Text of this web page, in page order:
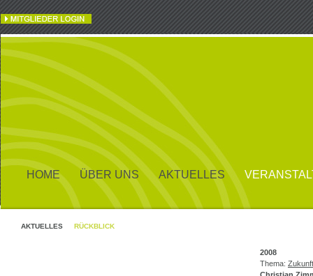
HOME ÜBER UNS AKTUELLES
AKTUELLES RÜCKBLICK
2008
Thema: Zukunft